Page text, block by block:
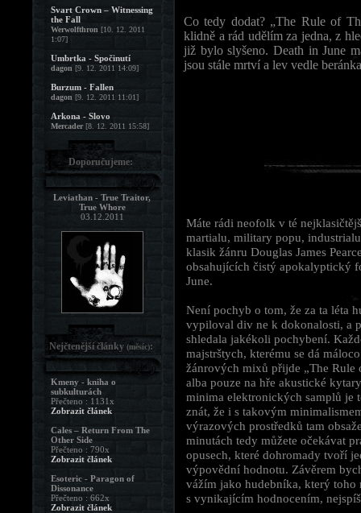
Co tedy dodat? „The Rule of
klidně a rád udělím za jedna, z
již bylo slyšeno. Death in June
jsou stále mrtví a lev vedle
Máte rádi neofolk v té
martialu, military popu,
klasik žánru Douglas James
obsahujících čistý apokalyptický
June.
Není pochyb o tom, že za ta léta
vypiloval div ne k dokonalosti, a
shledala jakékoli pochybení.
majstrštych, kterému se dá
žánrových mixů přijde „The Rule
alba pouze na hře akustické
minima elektronických samplů je
znát, že i s takovým
výrazových prostředků tam
minutách tedy můžete očekávat
opusech, které dohromady tvoří
výpovědní hodnotu. Závěrem
vážím jako hudebníka, který toho
s vynikajícím hodnocením,
Svart Crown – Witnessing
the Fall
Werwolfthron [10. 12. 2011
1:07]
Umbrtka - Spočinutí
dagon [9. 12. 2011 14:09]
Burzum - Fallen
dagon [9. 12. 2011 11:01]
Arkona - Slovo
Mercader[8. 12. 2011 15:58]
Doporučujeme:
Leviathan - True Traitor,
True Whore
03.12.2011
Nejčtenější články (měsíc):
Kmeny - kniha o
subkulturách
Přečteno : 1131x
Zobrazit článek
Cales – Return From The
Other Side
Přečteno : 790x
Zobrazit článek
Esoteric - Paragon of
Dissonance
Přečteno : 662x
Zobrazit článek